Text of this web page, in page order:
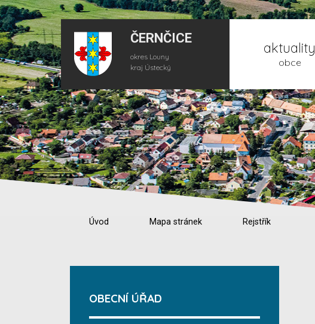
ČERNČICE
okres Louny
kraj Ústecký
aktuality
obce
Úvod Mapa stránek Rejstřík
OBECNÍ ÚŘAD